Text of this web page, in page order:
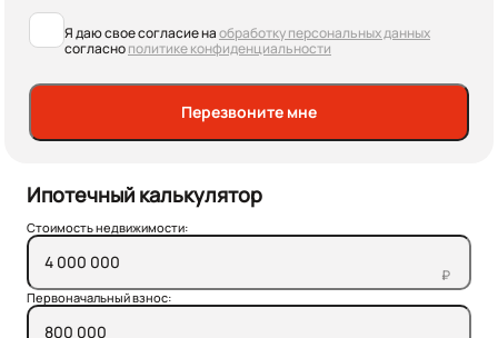
Я даю свое согласие наобработку персональных данных
согласнополитике конфиденциальности
Перезвоните мне
Ипотечный калькулятор
Стоимость недвижимости:
₽
Первоначальный взнос: